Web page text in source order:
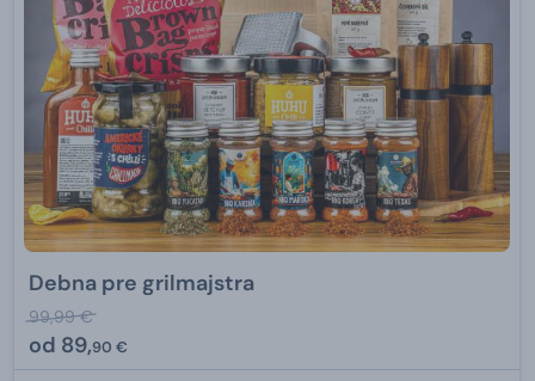
Debna pre grilmajstra
99,99 €
od 89,90 €